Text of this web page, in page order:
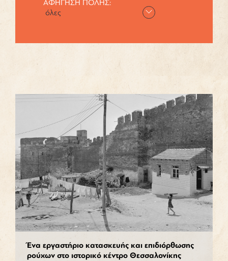
ΑΦΗΓΗΣΗ ΠΟΛΗΣ:
Ένα εργαστήριο κατασκευής και επιδιόρθωσης
ρούχων στο ιστορικό κέντρο Θεσσαλονίκης